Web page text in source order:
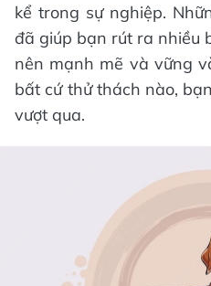
kể trong sự nghiệp.
đã giúp bạn rút ra nhiều
nên mạnh mẽ và vững
bất cứ thử thách nào,
vượt qua.